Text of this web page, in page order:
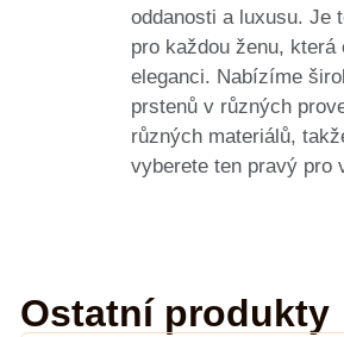
oddanosti a luxusu. Je
pro každou ženu, která
eleganci. Nabízíme
prstenů v různých
různých materiálů,
vyberete ten pravý pro
Ostatní produkty